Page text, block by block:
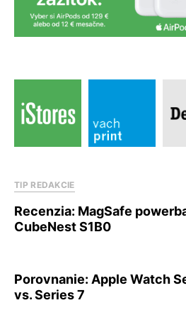
TIP REDAKCIE
Recenzia: MagSafe
CubeNest S1B0
Porovnanie: Apple Watch
vs. Series 7